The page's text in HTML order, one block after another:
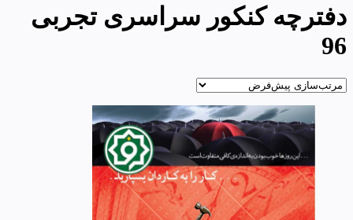
دفترچه کنکور سراسری تجربی
96